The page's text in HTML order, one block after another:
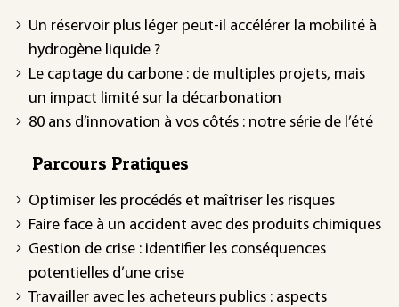
Un réservoir plus léger peut-il accélérer la mobilité à
hydrogène liquide ?
Le captage du carbone : de multiples projets, mais
un impact limité sur la décarbonation
80 ans d’innovation à vos côtés : notre série de l’été
Parcours Pratiques
Optimiser les procédés et maîtriser les risques
Faire face à un accident avec des produits chimiques
Gestion de crise : identifier les conséquences
potentielles d’une crise
Travailler avec les acheteurs publics : aspects